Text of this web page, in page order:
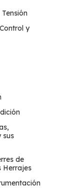
y
sus
de
Herrajes